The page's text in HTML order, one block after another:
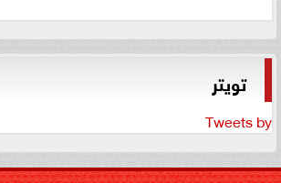
تويتر
Tweets by